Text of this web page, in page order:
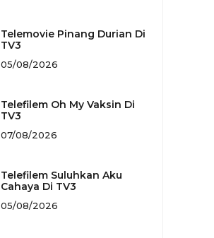
Telemovie Pinang Durian Di
TV3
05/08/2026
Telefilem Oh My Vaksin Di
TV3
07/08/2026
Telefilem Suluhkan Aku
Cahaya Di TV3
05/08/2026